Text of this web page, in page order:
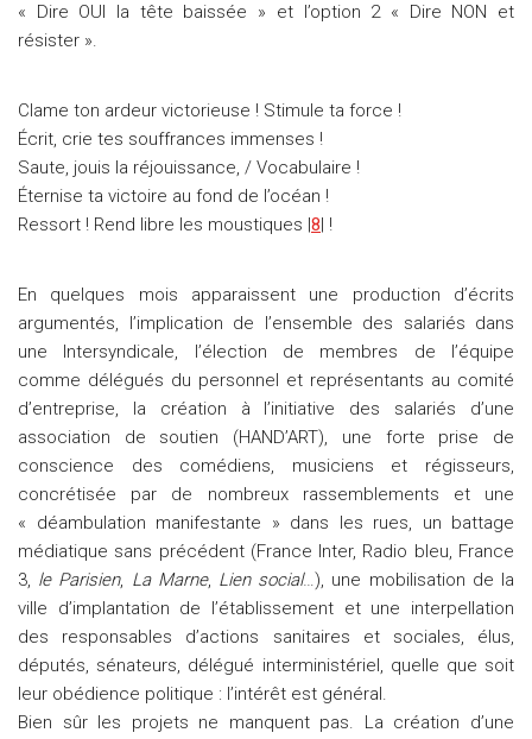
« Dire OUI la tête baissée » et l’option 2 « Dire NON et
résister ».
Clame ton ardeur victorieuse ! Stimule ta force !
Écrit, crie tes souffrances immenses !
Saute, jouis la réjouissance, / Vocabulaire !
Éternise ta victoire au fond de l’océan !
Ressort ! Rend libre les moustiques |8| !
En quelques mois apparaissent une production d’écrits
argumentés, l’implication de l’ensemble des salariés dans
une Intersyndicale, l’élection de membres de l’équipe
comme délégués du personnel et représentants au comité
d’entreprise, la création à l’initiative des salariés d’une
association de soutien (HAND’ART), une forte prise de
conscience des comédiens, musiciens et régisseurs,
concrétisée par de nombreux rassemblements et une
« déambulation manifestante » dans les rues, un battage
médiatique sans précédent (France Inter, Radio bleu, France
3, le Parisien, La Marne, Lien social…), une mobilisation de la
ville d’implantation de l’établissement et une interpellation
des responsables d’actions sanitaires et sociales, élus,
députés, sénateurs, délégué interministériel, quelle que soit
leur obédience politique : l’intérêt est général.
Bien sûr les projets ne manquent pas. La création d’une